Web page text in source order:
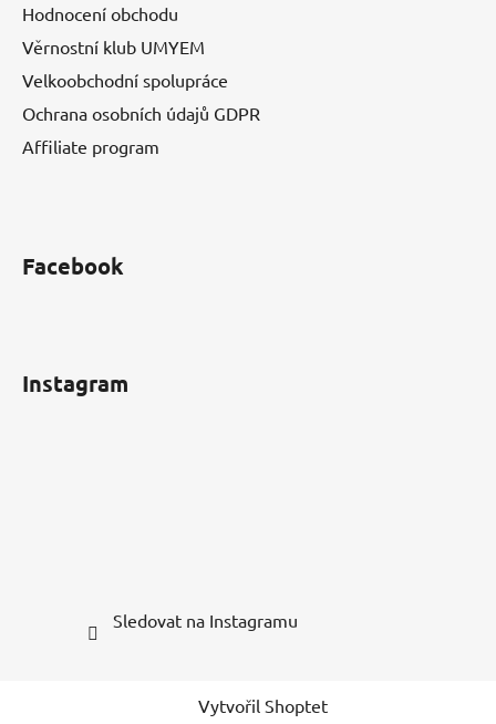
Hodnocení obchodu
Věrnostní klub UMYEM
Velkoobchodní spolupráce
Ochrana osobních údajů GDPR
Affiliate program
Facebook
Instagram
Sledovat na Instagramu
Vytvořil Shoptet